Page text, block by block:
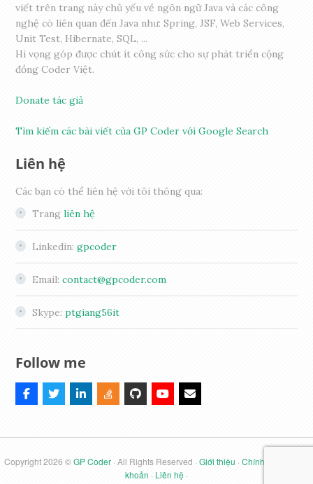
viết trên trang này chủ yếu về ngôn ngữ Java và các công
nghệ có liên quan đến Java như: Spring, JSF, Web Services,
Unit Test, Hibernate, SQL, ...
Hi vọng góp được chút ít công sức cho sự phát triển cộng
đồng Coder Việt.
Donate tác giả
Tìm kiếm các bài viết của GP Coder với Google Search
Liên hệ
Các bạn có thể liên hệ với tôi thông qua:
Trangliên hệ
Linkedin:gpcoder
Email:contact@gpcoder.com
Skype:ptgiang56it
Follow me
Copyright 2026 ©GP Coder· All Rights Reserved · Giới thiệu · Chính sách
khoản · Liên hệ ·